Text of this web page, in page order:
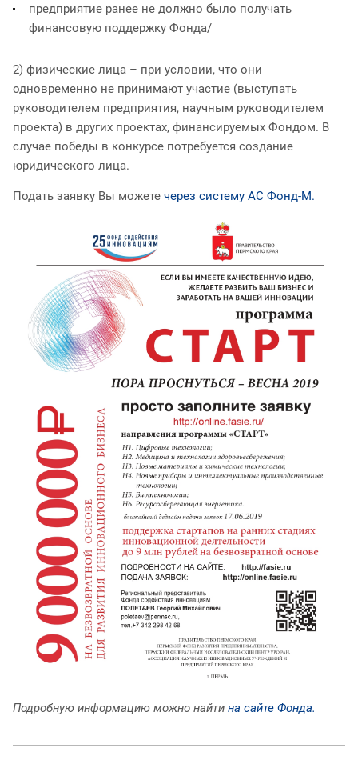
предприятие ранее не должно было получать
финансовую поддержку Фонда/
2) физические лица – при условии, что они
одновременно не принимают участие (выступать
руководителем предприятия, научным руководителем
проекта) в других проектах, финансируемых Фондом. В
случае победы в конкурсе потребуется создание
юридического лица.
Подать заявку Вы можете через систему АС Фонд-М.
Подробную информацию можно найти на сайте Фонда.